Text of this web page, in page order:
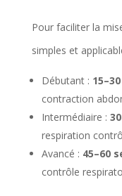
Pour faciliter la
simples et
Débutant :
contraction
Intermédiaire :
respiration
Avancé : 45–60
contrôle